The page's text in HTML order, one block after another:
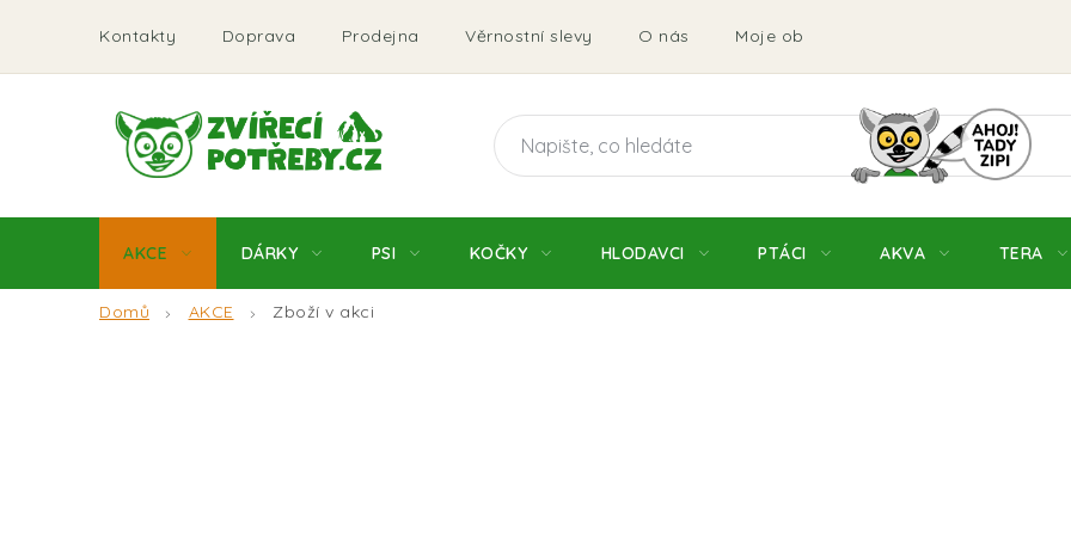
obsah
Kontakty Doprava Prodejna Věrnostní slevy O nás Moje objednávka Obchodní
AKCE DÁRKY PSI KOČKY HLODAVCI PTÁCI AKVA TERA
Domů AKCE Zboží v akci